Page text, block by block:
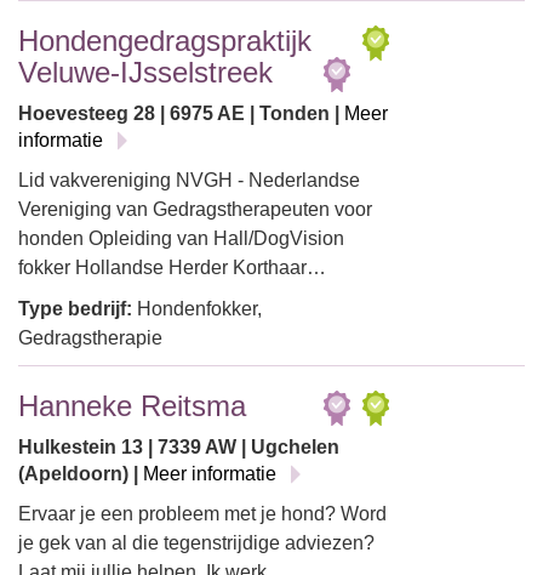
Hondengedragspraktijk
Veluwe-IJsselstreek
Hoevesteeg 28 | 6975 AE | Tonden |
Meer
informatie
Lid vakvereniging NVGH - Nederlandse
Vereniging van Gedragstherapeuten voor
honden Opleiding van Hall/DogVision
fokker Hollandse Herder Korthaar…
Type bedrijf: Hondenfokker,
Gedragstherapie
Hanneke Reitsma
Hulkestein 13 | 7339 AW | Ugchelen
(Apeldoorn) |
Meer informatie
Ervaar je een probleem met je hond? Word
je gek van al die tegenstrijdige adviezen?